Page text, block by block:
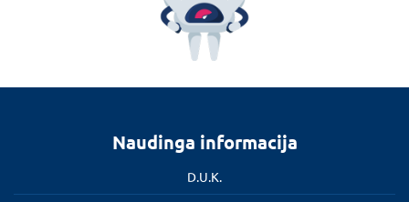
Naudinga informacija
D.U.K.